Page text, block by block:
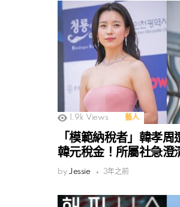
1.9k Views 藝人
「模範納稅者」韓孝
韓元稅金！所屬社急澄
by Jessie 3年之前